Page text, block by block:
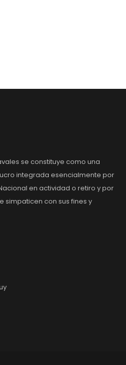
se constituye como una
integrada esencialmente por
en actividad o retiro y por
simpaticen con sus fines y